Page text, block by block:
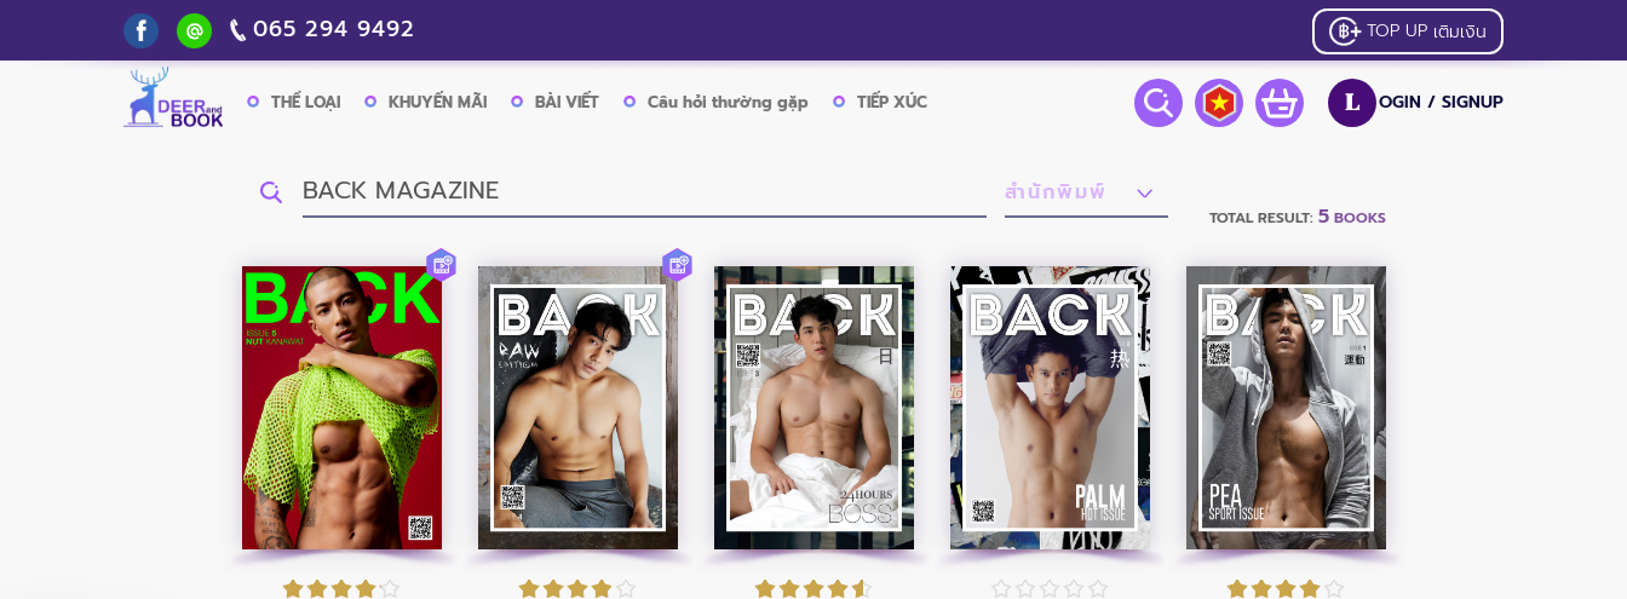
065 294 9492 TOP UP เติมเงิน
L OGIN / SIGNUP
THỂ LOẠI KHUYẾN MÃI BÀI VIẾT Câu hỏi thường gặp TIẾP XÚC
TOTAL RESULT: 5BOOKS